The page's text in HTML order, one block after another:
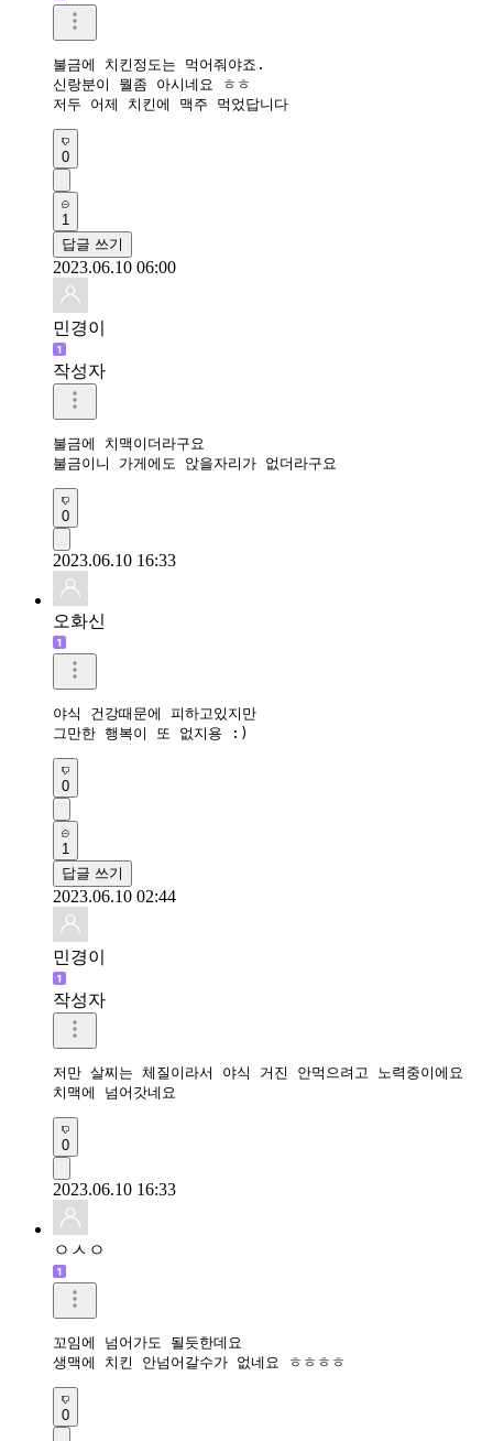
불금에 치킨정도는 먹어줘야죠.
신랑분이 뭘좀 아시네요 ㅎㅎ
저두 어제 치킨에 맥주 먹었답니다
0
1
답글 쓰기
2023.06.10 06:00
민경이
작성자
불금에 치맥이더라구요
불금이니 가게에도 앉을자리가 없더라구요
0
2023.06.10 16:33
오화신
야식 건강때문에 피하고있지만
그만한 행복이 또 없지용 :)
0
1
답글 쓰기
2023.06.10 02:44
민경이
작성자
저만 살찌는 체질이라서 야식 거진 안먹으려고 노력중이에요
치맥에 넘어갓네요
0
2023.06.10 16:33
ㅇㅅㅇ
꼬임에 넘어가도 될듯한데요
생맥에 치킨 안넘어갈수가 없네요 ㅎㅎㅎㅎ
0